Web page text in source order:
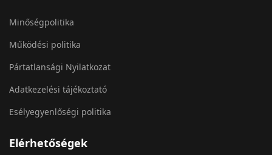
Minőségpolitika
Működési politika
Pártatlansági Nyilatkozat
Adatkezelési tájékoztató
Esélyegyenlőségi politika
Elérhetőségek